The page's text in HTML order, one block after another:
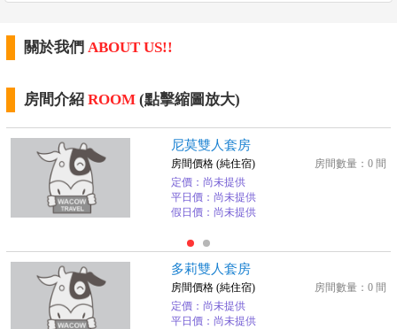
關於我們 ABOUT US!!
房間介紹 ROOM (點擊縮圖放大)
尼莫雙人套房
房間數量：0 間
房間價格 (純住宿)
定價：尚未提供
平日價：尚未提供
假日價：尚未提供
多莉雙人套房
房間數量：0 間
房間價格 (純住宿)
定價：尚未提供
平日價：尚未提供